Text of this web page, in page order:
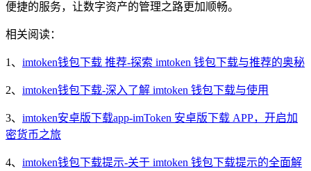
便捷的服务，让数字资产的管理之路更加顺畅。
相关阅读：
1、 imtoken钱包下载 推荐-探索 imtoken 钱包下载与推荐的奥秘
2、 imtoken钱包下载-深入了解 imtoken 钱包下载与使用
3、 imtoken安卓版下载app-imToken 安卓版下载 APP，开启加
密货币之旅
4、 imtoken钱包下载提示-关于 imtoken 钱包下载提示的全面解